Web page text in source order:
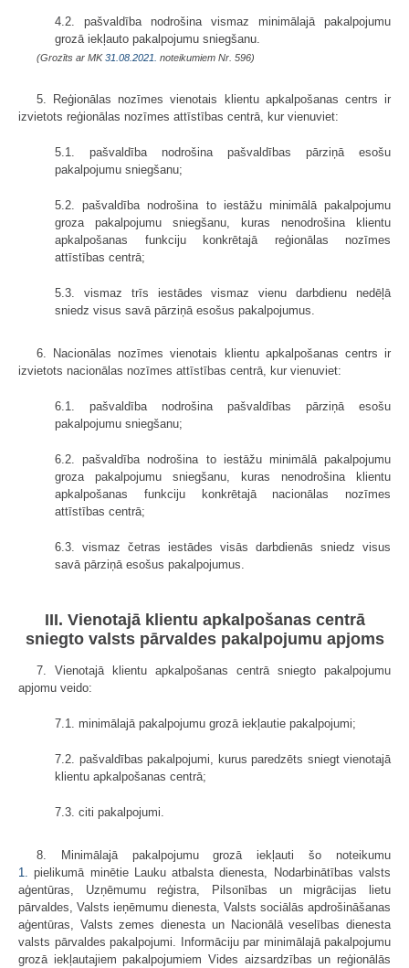
4.2. pašvaldība nodrošina vismaz minimālajā pakalpojumu
grozā iekļauto pakalpojumu sniegšanu.
(Grozīts ar MK31.08.2021. noteikumiem Nr. 596)
5. Reģionālas nozīmes vienotais klientu apkalpošanas centrs ir
izvietots reģionālas nozīmes attīstības centrā, kur vienuviet:
5.1. pašvaldība nodrošina pašvaldības pārziņā esošu
pakalpojumu sniegšanu;
5.2. pašvaldība nodrošina to iestāžu minimālā pakalpojumu
groza pakalpojumu sniegšanu, kuras nenodrošina klientu
apkalpošanas funkciju konkrētajā reģionālas nozīmes
attīstības centrā;
5.3. vismaz trīs iestādes vismaz vienu darbdienu nedēļā
sniedz visus savā pārziņā esošus pakalpojumus.
6. Nacionālas nozīmes vienotais klientu apkalpošanas centrs ir
izvietots nacionālas nozīmes attīstības centrā, kur vienuviet:
6.1. pašvaldība nodrošina pašvaldības pārziņā esošu
pakalpojumu sniegšanu;
6.2. pašvaldība nodrošina to iestāžu minimālā pakalpojumu
groza pakalpojumu sniegšanu, kuras nenodrošina klientu
apkalpošanas funkciju konkrētajā nacionālas nozīmes
attīstības centrā;
6.3. vismaz četras iestādes visās darbdienās sniedz visus
savā pārziņā esošus pakalpojumus.
III. Vienotajā klientu apkalpošanas centrā
sniegto valsts pārvaldes pakalpojumu apjoms
7. Vienotajā klientu apkalpošanas centrā sniegto pakalpojumu
apjomu veido:
7.1. minimālajā pakalpojumu grozā iekļautie pakalpojumi;
7.2. pašvaldības pakalpojumi, kurus paredzēts sniegt vienotajā
klientu apkalpošanas centrā;
7.3. citi pakalpojumi.
8. Minimālajā pakalpojumu grozā iekļauti šo noteikumu
1.
pielikumā minētie Lauku atbalsta dienesta, Nodarbinātības valsts
aģentūras, Uzņēmumu reģistra, Pilsonības un migrācijas lietu
pārvaldes, Valsts ieņēmumu dienesta, Valsts sociālās apdrošināšanas
aģentūras, Valsts zemes dienesta un Nacionālā veselības dienesta
valsts pārvaldes pakalpojumi. Informāciju par minimālajā pakalpojumu
grozā iekļautajiem pakalpojumiem Vides aizsardzības un reģionālās